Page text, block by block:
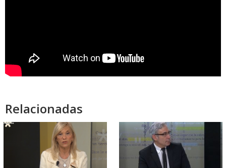
Relacionadas